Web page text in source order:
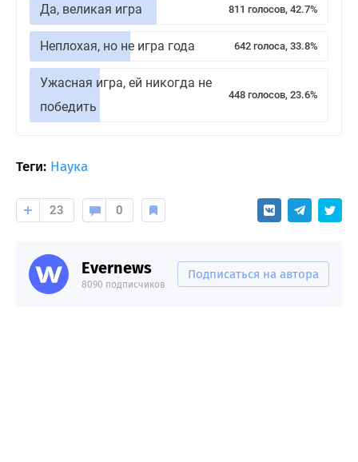
Да, великая игра 811 голосов, 42.7%
Неплохая, но не игра года 642 голоса, 33.8%
Ужасная игра, ей никогда не
победить
448 голосов, 23.6%
Теги: Наука
23 0
Evernews
8090 подписчиков
Подписаться на автора